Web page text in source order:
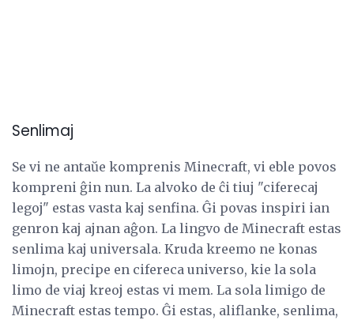
Senlimaj
Se vi ne antaŭe komprenis Minecraft, vi eble povos
kompreni ĝin nun. La alvoko de ĉi tiuj "ciferecaj
legoj" estas vasta kaj senfina. Ĝi povas inspiri ian
genron kaj ajnan aĝon. La lingvo de Minecraft estas
senlima kaj universala. Kruda kreemo ne konas
limojn, precipe en cifereca universo, kie la sola
limo de viaj kreoj estas vi mem. La sola limigo de
Minecraft estas tempo. Ĝi estas, aliflanke, senlima,